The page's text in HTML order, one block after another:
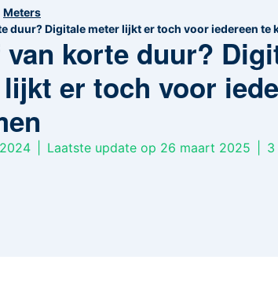
Meters
duur? Digitale meter lijkt er toch voor iedereen te
van korte duur?
er toch voor
Laatste update op 26 maart 2025 3